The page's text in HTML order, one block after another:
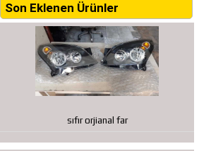
Son Eklenen Ürünler
sıfır orjianal far